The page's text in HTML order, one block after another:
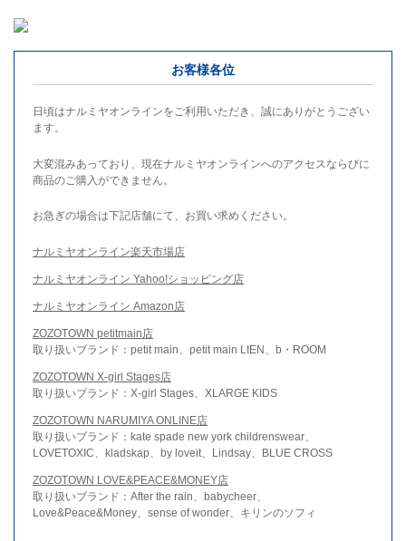
お客様各位
日頃はナルミヤオンラインをご利用いただき、誠にありがとうござい
ます。
大変混みあっており、現在ナルミヤオンラインへのアクセスならびに
商品のご購入ができません。
お急ぎの場合は下記店舗にて、お買い求めください。
ナルミヤオンライン楽天市場店
ナルミヤオンライン Yahoo!ショッピング店
ナルミヤオンライン Amazon店
ZOZOTOWN petitmain店
取り扱いブランド：petit main、petit main LIEN、b・ROOM
ZOZOTOWN X-girl Stages店
取り扱いブランド：X-girl Stages、XLARGE KIDS
ZOZOTOWN NARUMIYA ONLINE店
取り扱いブランド：kate spade new york childrenswear、
LOVETOXIC、kladskap、by loveit、Lindsay、BLUE CROSS
ZOZOTOWN LOVE&PEACE&MONEY店
取り扱いブランド：After the rain、babycheer、
Love&Peace&Money、sense of wonder、キリンのソフィ